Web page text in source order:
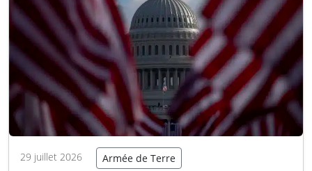
29 juillet 2026 Armée de Terre